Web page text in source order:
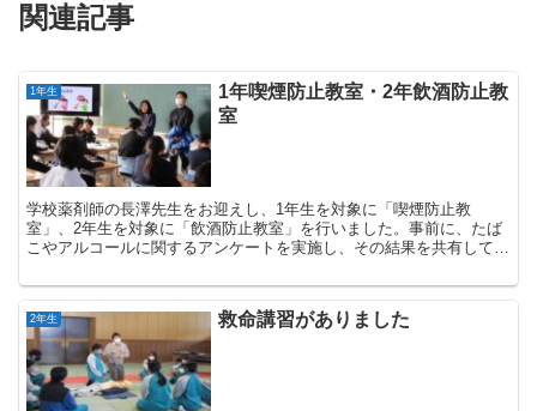
関連記事
1年生
1年喫煙防止教室・2年飲酒防止教
室
学校薬剤師の長澤先生をお迎えし、1年生を対象に「喫煙防止教
室」、2年生を対象に「飲酒防止教室」を行いました。事前に、たば
こやアルコールに関するアンケートを実施し、その結果を共有してか
2年生 救命講習がありました